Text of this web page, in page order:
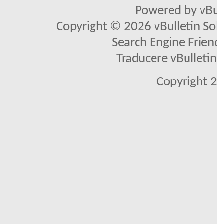
Powered by
Copyright © 2026 vBulletin
Search Engine
Traducere
Copyright